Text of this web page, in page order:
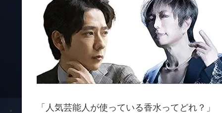
「人気芸能人が使っている香水ってどれ？」